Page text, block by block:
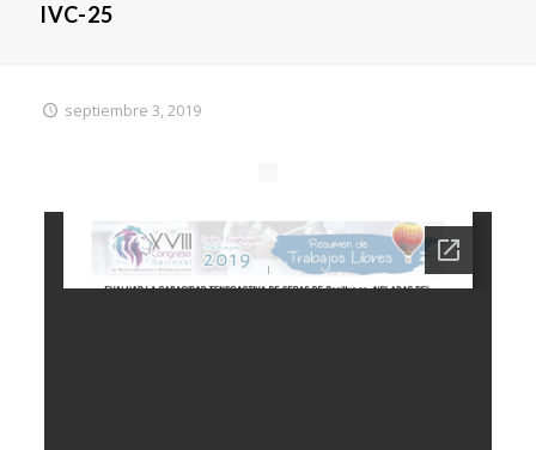
IVC-25
septiembre 3, 2019